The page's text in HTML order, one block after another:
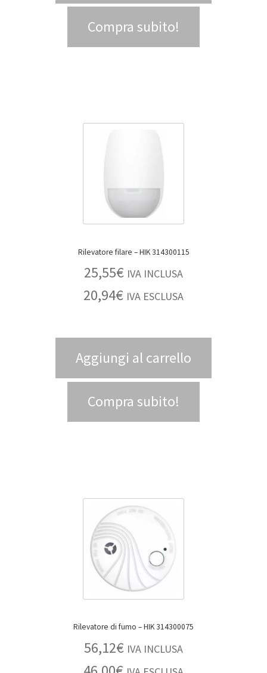
Compra subito!
Rilevatore filare – HIK 314300115
25,55€ IVA INCLUSA
20,94€ IVA ESCLUSA
Aggiungi al carrello
Compra subito!
Rilevatore di fumo – HIK 314300075
56,12€ IVA INCLUSA